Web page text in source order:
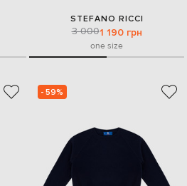
STEFANO RICCI
3 0001 190 грн
one size
- 59%